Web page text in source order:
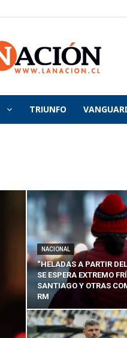
La
Nación
TRIUNFO
NACIONAL
“HELADAS A PARTIR
SE ESPERA EXTREMO
SANTIAGO Y OTRAS
RM